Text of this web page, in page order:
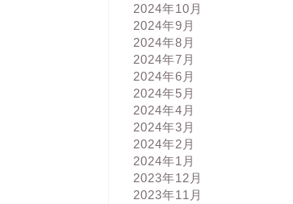
2024年10月
2024年9月
2024年8月
2024年7月
2024年6月
2024年5月
2024年4月
2024年3月
2024年2月
2024年1月
2023年12月
2023年11月